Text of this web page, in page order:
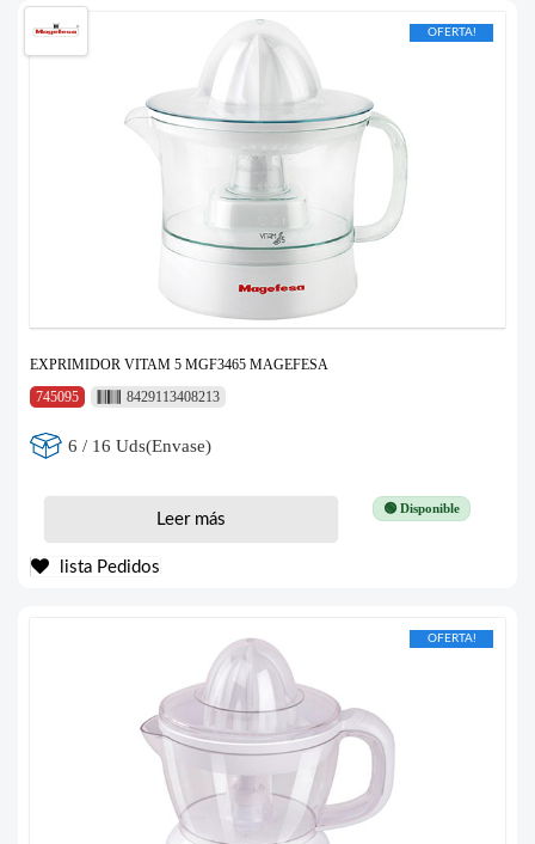
OFERTA!
EXPRIMIDOR VITAM 5 MGF3465 MAGEFESA
745095
8429113408213
6 / 16 Uds(Envase)
🟢 Disponible
Leer más
lista Pedidos
OFERTA!